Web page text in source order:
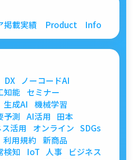
掲載実績 Product Info
DX
ノーコードAI
知能
セミナー
生成AI
機械学習
予測 AI活用
田本
活用 オンライン SDGs
利用規約 新商品
検知 IoT 人事
ビジネス